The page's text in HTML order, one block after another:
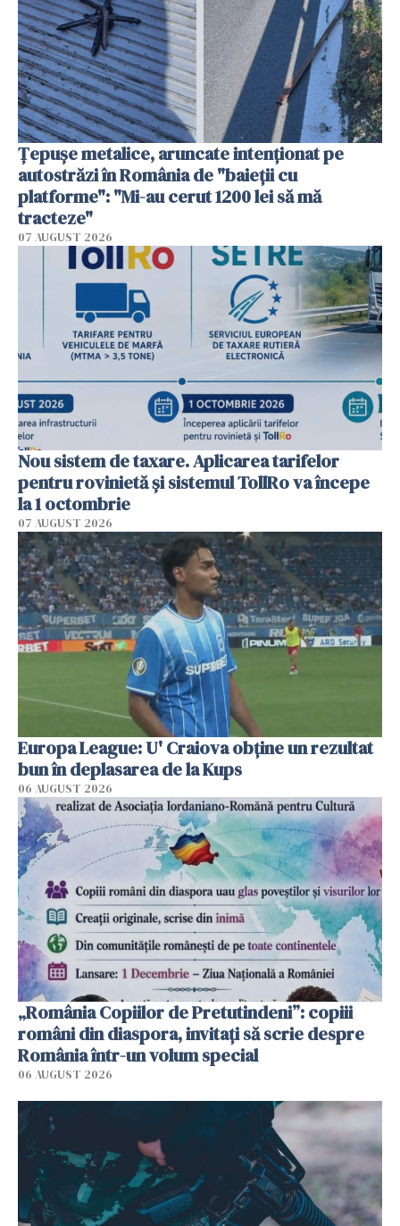
Țepușe metalice, aruncate intenționat pe
autostrăzi în România de "baieții cu
platforme": "Mi-au cerut 1200 lei să mă
tracteze"
07 AUGUST 2026
Nou sistem de taxare. Aplicarea tarifelor
pentru rovinietă şi sistemul TollRo va începe
la 1 octombrie
07 AUGUST 2026
Europa League: U' Craiova obține un rezultat
bun în deplasarea de la Kups
06 AUGUST 2026
„România Copiilor de Pretutindeni”: copiii
români din diaspora, invitați să scrie despre
România într-un volum special
06 AUGUST 2026